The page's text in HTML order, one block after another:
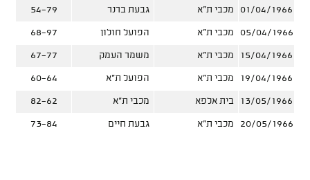
01/04/1966 מכבי ת"א גבעת ברנר 54-79
05/04/1966 מכבי ת"א הפועל חולון 68-97
15/04/1966 מכבי ת"א משמר העמק 67-77
19/04/1966 מכבי ת"א הפועל ת"א 60-64
13/05/1966 בית אלפא מכבי ת"א 82-62
20/05/1966 מכבי ת"א גבעת חיים 73-84